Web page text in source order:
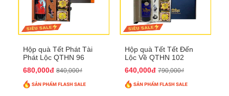
Hộp quà Tết Phát Tài
Phát Lộc QTHN 96
680,000đ 840,000₫
Hộp quà Tết Tết Đến
Lộc Về QTHN 102
640,000đ 790,000₫